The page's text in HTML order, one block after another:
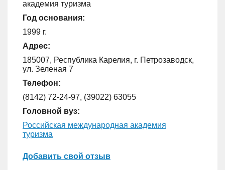
академия туризма
Год основания:
1999 г.
Адрес:
185007, Республика Карелия, г. Петрозаводск,
ул. Зеленая 7
Телефон:
(8142) 72-24-97, (39022) 63055
Головной вуз:
Российская международная академия
туризма
Добавить свой отзыв